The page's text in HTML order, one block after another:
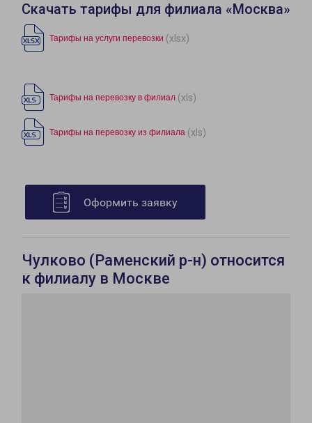
Скачать тарифы для филиала «Москва»
Тарифы на услуги перевозки (xlsx)
Тарифы на перевозку в филиал (xls)
Тарифы на перевозку из филиала (xls)
Оформить заявку
Чулково (Раменский р-н) относится
к филиалу в Москве